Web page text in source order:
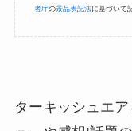
者庁の景品表記法に基づいて
ターキッシュエ